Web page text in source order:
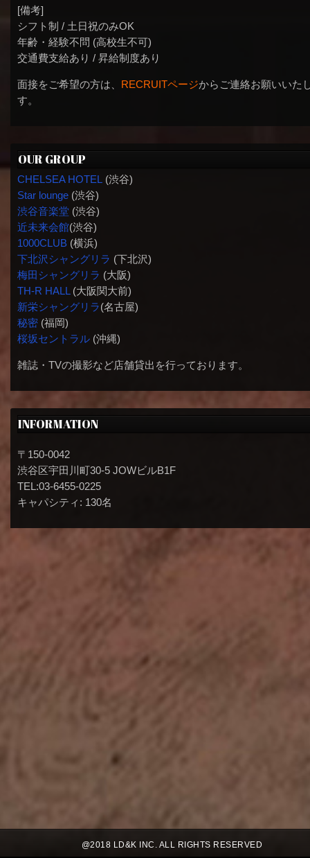
[備考]
シフト制 / 土日祝のみOK
年齢・経験不問 (高校生不可)
交通費支給あり / 昇給制度あり
面接をご希望の方は、 RECRUITページからご連絡お願いいた
す。
OUR GROUP
CHELSEA HOTEL (渋谷)
Star lounge(渋谷)
渋谷音楽堂(渋谷)
近未来会館(渋谷)
1000CLUB(横浜)
下北沢シャングリラ (下北沢)
梅田シャングリラ (大阪)
TH-R HALL(大阪関大前)
新栄シャングリラ(名古屋)
秘密(福岡)
桜坂セントラル(沖縄)
雑誌・TVの撮影など店舗貸出を行っております。
INFORMATION
〒150-0042
渋谷区宇田川町30-5 JOWビルB1F
TEL:03-6455-0225
キャパシティ: 130名
@2018 LD&K INC. ALL RIGHTS RESERVED